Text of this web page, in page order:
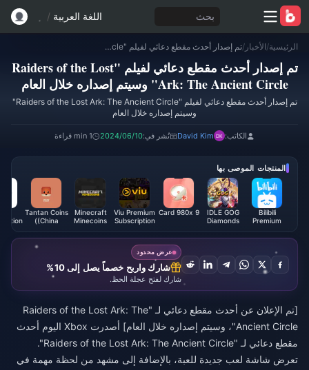
بحث اللغة العربية /
الرئيسية/الأخبار / تم إصدار أحدث مقطع دعائي لفيلم "Raiders of the Lost Ark: The Ancient Circle" وسيتم إصداره خلال العام
تم إصدار أحدث مقطع دعائي لفيلم "Raiders of the Lost
Ark: The Ancient Circle" وسيتم إصداره خلال العام
تم إصدار أحدث مقطع دعائي لفيلم "Raiders of the Lost Ark: The Ancient Circle"
وسيتم إصداره خلال العام
الكاتب: David Kim نُشر في:2024/06/10 1 min قراءة
المنتجات الموصى بها
Bilibili
Premium
(VN)
IDLE GOG
Diamonds
9 Card 980x
Viu Premium
Subscription
Minecraft
Minecoins
Tantan Coins
(China)
عرض محدود
شارك واربح خصماً يصل إلى 10%
شارك لفتح عجلة الحظ.
[تم الإعلان عن أحدث مقطع دعائي لـ "Raiders of the Lost Ark: The
Ancient Circle"، وسيتم إصداره خلال العام] أصدرت Xbox اليوم أحدث
مقطع دعائي لـ "Raiders of the Lost Ark: The Ancient Circle".
تعرض شاشة لعب جديدة للعبة، بالإضافة إلى مشهد من لحظة مهمة في